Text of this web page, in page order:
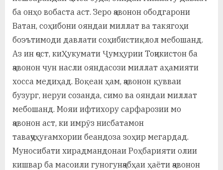
и
р
и
Х
у
а
в
ба онҳо вобаста аст. Зеро ҷавонон ободгарони
Ватан, соҳибони ояндаи миллат ва такягоҳи
боэътимоди давлати соҳибистиқлол мебошанд.
Аз ин ҷост, киҲукумати Ҷумҳурии Тоҷикистон ба
ҷавонон чун насли ояндасози миллат аҳамияти
хосса медиҳад. Воқеан ҳам, ҷавонон қувваи
бузург, неруи созанда, симо ва ояндаи миллат
мебошанд. Мояи ифтихору сарфарозии мо
ҷавонон аст, ки имрӯз нисбатамон
таваҷҷуҳуғамхории беандоза зоҳир мегардад.
Муносибати хирадмандонаи Роҳбарияти олии
кишвар ба масоили гуногунҷабҳаи ҳаёти ҷавонон